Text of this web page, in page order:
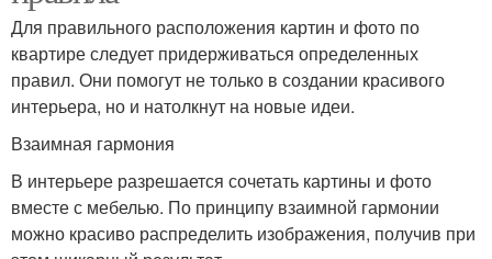
Для правильного расположения картин и фото по
квартире следует придерживаться определенных
правил. Они помогут не только в создании красивого
интерьера, но и натолкнут на новые идеи.
Взаимная гармония
В интерьере разрешается сочетать картины и фото
вместе с мебелью. По принципу взаимной гармонии
можно красиво распределить изображения, получив при